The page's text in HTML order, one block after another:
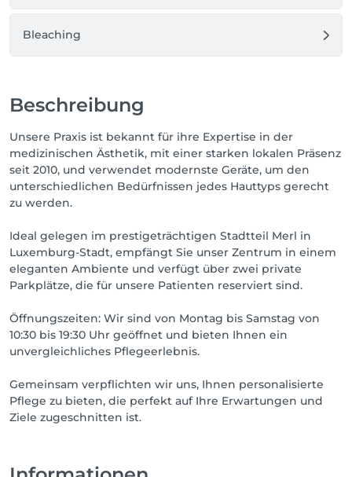
Bleaching
Beschreibung
Unsere Praxis ist bekannt für ihre Expertise in der
medizinischen Ästhetik, mit einer starken lokalen Präsenz
seit 2010, und verwendet modernste Geräte, um den
unterschiedlichen Bedürfnissen jedes Hauttyps gerecht
zu werden.
Ideal gelegen im prestigeträchtigen Stadtteil Merl in
Luxemburg-Stadt, empfängt Sie unser Zentrum in einem
eleganten Ambiente und verfügt über zwei private
Parkplätze, die für unsere Patienten reserviert sind.
Öffnungszeiten: Wir sind von Montag bis Samstag von
10:30 bis 19:30 Uhr geöffnet und bieten Ihnen ein
unvergleichliches Pflegeerlebnis.
Gemeinsam verpflichten wir uns, Ihnen personalisierte
Pflege zu bieten, die perfekt auf Ihre Erwartungen und
Ziele zugeschnitten ist.